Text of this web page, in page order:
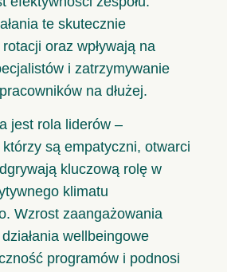
te skutecznie
oraz wpływają na
i zatrzymywanie
na dłużej.
jest rola liderów –
są empatyczni, otwarci
kluczową rolę w
klimatu
Wzrost zaangażowania
wellbeingowe
programów i podnosi